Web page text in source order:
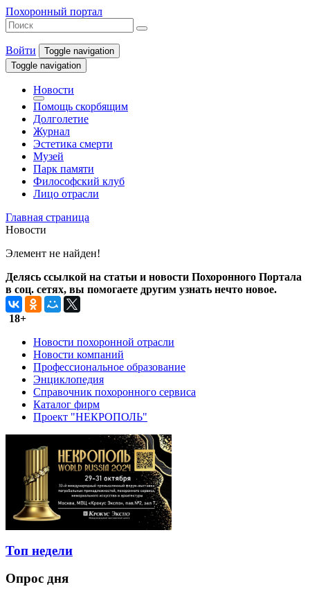
Похоронный портал
Войти
Toggle navigation
Toggle navigation
Новости
Помощь скорбящим
Долголетие
Журнал
Эстетика смерти
Музей
Парк памяти
Философский клуб
Лицо отрасли
Главная страница
Новости
Элемент не найден!
Делясь ссылкой на статьи и новости Похоронного Портала
в соц. сетях, вы помогаете другим узнать нечто новое.
18+
Новости похоронной отрасли
Новости компаний
Профессиональное образование
Энциклопедия
Справочник похоронного сервиса
Каталог фирм
Проект "НЕКРОПОЛЬ"
Топ недели
Опрос дня